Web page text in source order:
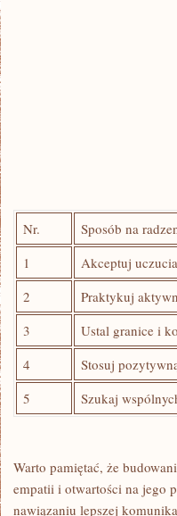
Nr.
Sposób na
1
Akceptuj
2
Praktykuj
3
Ustal granice i
4
Stosuj
5
Szukaj
Warto pamiętać, że
empatii i otwartości na jego
nawiązaniu lepszej